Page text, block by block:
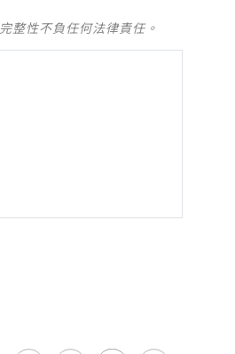
整性不負任何法律責任。